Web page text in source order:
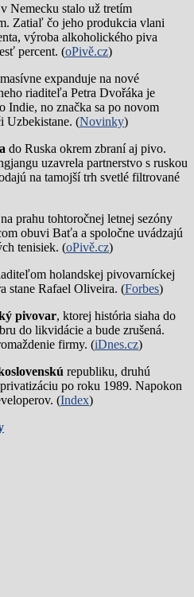
v Nemecku stalo už tretím
Zatiaľ čo jeho produkcia vlani
výroba alkoholického piva
percent. (oPivě.cz)
masívne expanduje na nové
riaditeľa Petra Dvořáka je
no značka sa po novom
Uzbekistane. (Novinky)
do Ruska okrem zbraní aj pivo.
uzavrela partnerstvo s ruskou
na tamojší trh svetlé filtrované
prahu tohtoročnej letnej sezóny
obuvi Baťa a spoločne uvádzajú
tenisiek. (oPivě.cz)
holandskej pivovarníckej
stane Rafael Oliveira. (Forbes)
pivovar, ktorej história siaha do
do likvidácie a bude zrušená.
firmy. (iDnes.cz)
republiku, druhú
po roku 1989. Napokon
(Index)